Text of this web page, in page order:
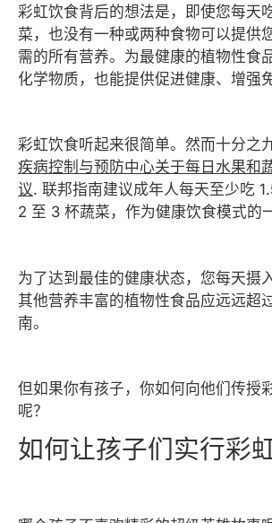
彩虹饮食背后的想法是，即使您每天
菜，也没有一种或两种食物可以提供
需的所有营养。为最健康的植物性食
化学物质，也能提供促进健康、增强
彩虹饮食听起来很简单。然而十分之
疾病控制与预防中心关于每日水果和
议. 联邦指南建议成年人每天至少吃
2 至 3 杯蔬菜，作为健康饮食模式的
为了达到最佳的健康状态，您每天摄
其他营养丰富的植物性食品应远远超
南。
但如果你有孩子，你如何向他们传授
呢？
如何让孩子们实行彩